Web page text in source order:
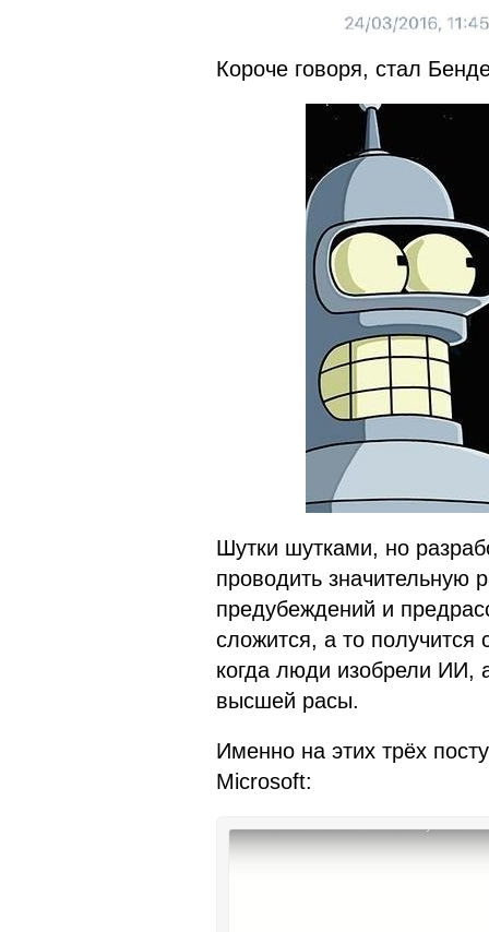
Короче говоря, стал
Шутки шутками, но
проводить значительную
предубеждений и
сложится, а то получится
когда люди изобрели ИИ,
высшей расы.
Именно на этих трёх
Microsoft: